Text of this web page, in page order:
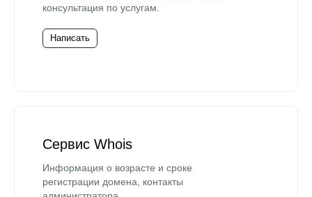
консультация по услугам.
Написать
Сервис Whois
Информация о возрасте и сроке
регистрации домена, контакты